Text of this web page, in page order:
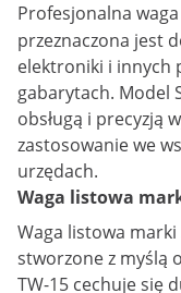
Profesjonalna
przeznaczona jest
elektroniki i innych
gabarytach. Model
obsługą i precyzją
zastosowanie we
urzędach.
Waga listowa
Waga listowa
stworzone z myślą
TW-15 cechuje się